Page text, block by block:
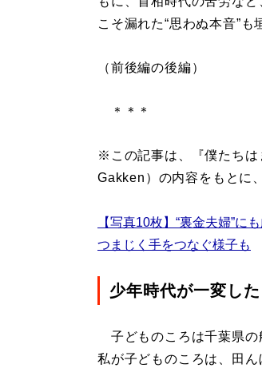
こそ漏れた“思わぬ本音”
（前後編の後編）
＊＊＊
※この記事は、『僕たちは
Gakken）の内容をもとに
【写真10枚】“裏金夫婦”
つまじく手をつなぐ様子も
少年時代が一変し
子どものころは千葉県の
私が子どものころは、田